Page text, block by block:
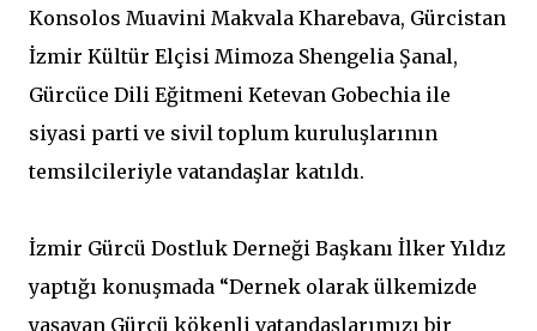
Konsolos Muavini Makvala Kharebava, Gürcistan
İzmir Kültür Elçisi Mimoza Shengelia Şanal,
Gürcüce Dili Eğitmeni Ketevan Gobechia ile
siyasi parti ve sivil toplum kuruluşlarının
temsilcileriyle vatandaşlar katıldı.
İzmir Gürcü Dostluk Derneği Başkanı İlker Yıldız
yaptığı konuşmada “Dernek olarak ülkemizde
yaşayan Gürcü kökenli vatandaşlarımızı bir